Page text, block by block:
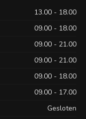
13.00 - 18.00
09.00 - 18.00
09.00 - 21.00
09.00 - 21.00
09.00 - 18.00
09.00 - 17.00
Gesloten